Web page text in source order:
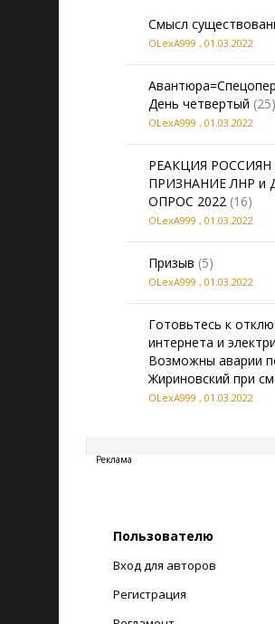
Смысл
OLexA999 , 01.03.2022
День четвертый (25)
OLexA999 , 01.03.2022
РЕАКЦИЯ РОССИЯН
ПРИЗНАНИЕ ЛНР и
ОПРОС 2022 (16)
OLexA999 , 01.03.2022
Призыв (5)
OLexA999 , 01.03.2022
Готовьтесь к
интернета и
Возможны аварии
Жириновский при
OLexA999 , 01.03.2022
Реклама
Пользователю
Вход для авторов
Регистрация